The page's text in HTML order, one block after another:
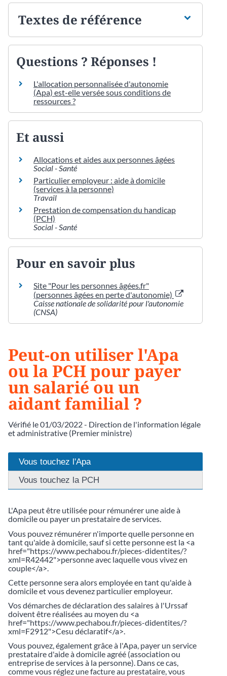
Textes de référence
Questions ? Réponses !
L'allocation personnalisée d'autonomie
(Apa) est-elle versée sous conditions de
ressources ?
Et aussi
Allocations et aides aux personnes âgées
Social - Santé
Particulier employeur : aide à domicile
(services à la personne)
Travail
Prestation de compensation du handicap
(PCH)
Social - Santé
Pour en savoir plus
Site "Pour les personnes âgées.fr"
(personnes âgées en perte d'autonomie)
Caisse nationale de solidarité pour l'autonomie
(CNSA)
Peut-on utiliser l'Apa
ou la PCH pour payer
un salarié ou un
aidant familial ?
Vérifié le 01/03/2022 - Direction de l'information légale
et administrative (Premier ministre)
Vous touchez l'Apa
Vous touchez la PCH
L'Apa peut être utilisée pour rémunérer une aide à
domicile ou payer un prestataire de services.
Vous pouvez rémunérer n'importe quelle personne en
tant qu'aide à domicile, sauf si cette personne est la <a
href="https://www.pechabou.fr/pieces-didentites/?
xml=R42442">personne avec laquelle vous vivez en
couple</a>.
Cette personne sera alors employée en tant qu'aide à
domicile et vous devenez particulier employeur.
Vos démarches de déclaration des salaires à l'Urssaf
doivent être réalisées au moyen du <a
href="https://www.pechabou.fr/pieces-didentites/?
xml=F2912">Cesu déclaratif</a>.
Vous pouvez, également grâce à l'Apa, payer un service
prestataire d'aide à domicile agréé (association ou
entreprise de services à la personne). Dans ce cas,
comme vous réglez une facture au prestataire, vous